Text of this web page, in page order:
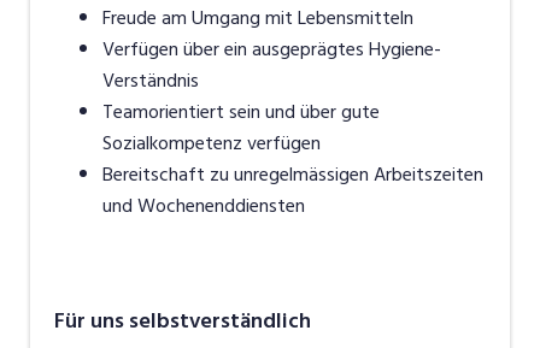
Freude am Umgang mit Lebensmitteln
Verfügen über ein ausgeprägtes Hygiene-
Verständnis
Teamorientiert sein und über gute
Sozialkompetenz verfügen
Bereitschaft zu unregelmässigen Arbeitszeiten
und Wochenenddiensten
Für uns selbstverständlich